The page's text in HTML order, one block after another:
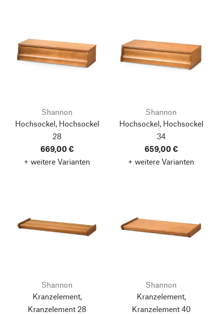
Shannon
Hochsockel, Hochsockel
28
669,00 €
+ weitere Varianten
Shannon
Hochsockel, Hochsockel
34
659,00 €
+ weitere Varianten
Shannon
Kranzelement,
Kranzelement 28
Shannon
Kranzelement,
Kranzelement 40